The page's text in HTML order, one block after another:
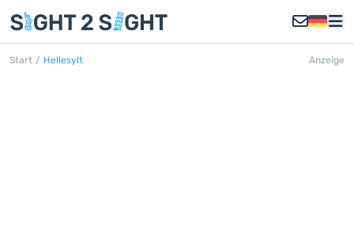
Start / Hellesylt Anzeige